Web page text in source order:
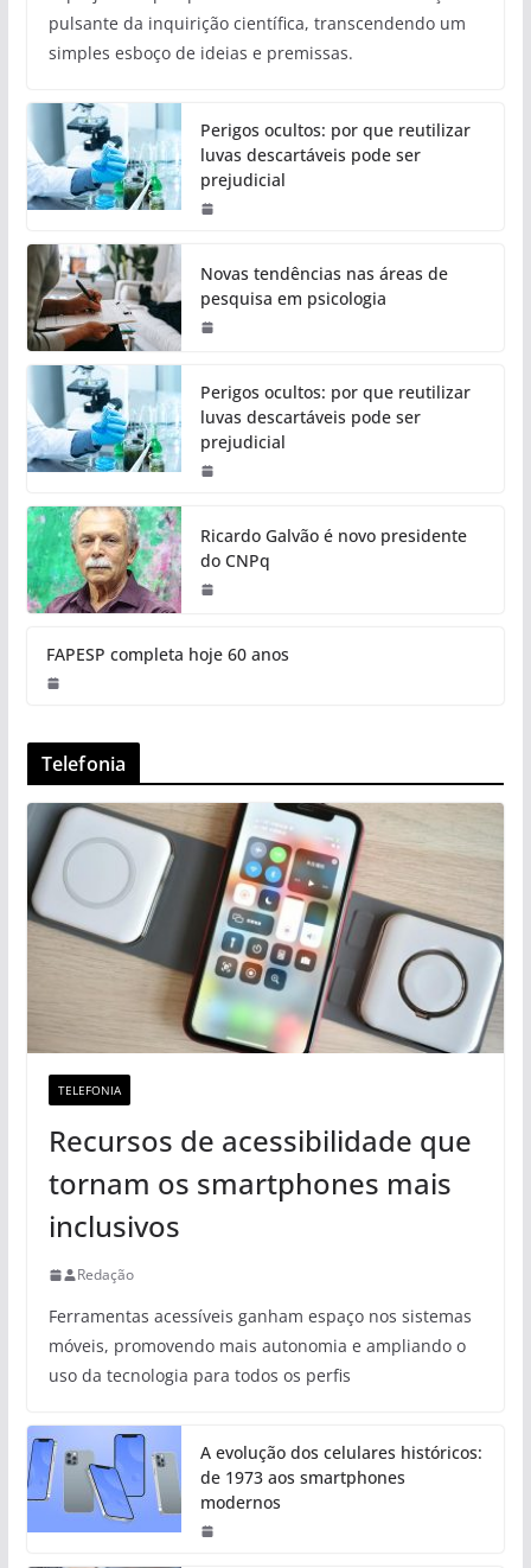
pulsante da inquirição científica, transcendendo um
simples esboço de ideias e premissas.
Perigos ocultos: por que reutilizar
luvas descartáveis pode ser
prejudicial
Novas tendências nas áreas de
pesquisa em psicologia
Perigos ocultos: por que reutilizar
luvas descartáveis pode ser
prejudicial
Ricardo Galvão é novo presidente
do CNPq
FAPESP completa hoje 60 anos
Telefonia
TELEFONIA
Recursos de acessibilidade que
tornam os smartphones mais
inclusivos
Redação
Ferramentas acessíveis ganham espaço nos sistemas
móveis, promovendo mais autonomia e ampliando o
uso da tecnologia para todos os perfis
A evolução dos celulares históricos:
de 1973 aos smartphones
modernos